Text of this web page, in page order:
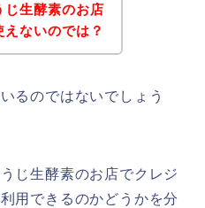
じ生酵素のお店
ないのでは？
るのではないでしょう
じ生酵素のお店でクレジ
用できるのかどうかを分